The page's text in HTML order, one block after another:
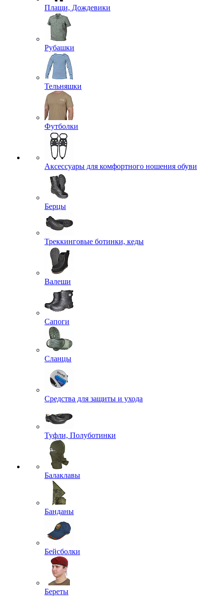
Плащи, Дождевики
Рубашки
Тельняшки
Футболки
Аксессуары для комфортного ношения обуви
Берцы
Треккинговые ботинки, кеды
Валеши
Сапоги
Сланцы
Средства для защиты и ухода
Туфли, Полуботинки
Балаклавы
Банданы
Бейсболки
Береты